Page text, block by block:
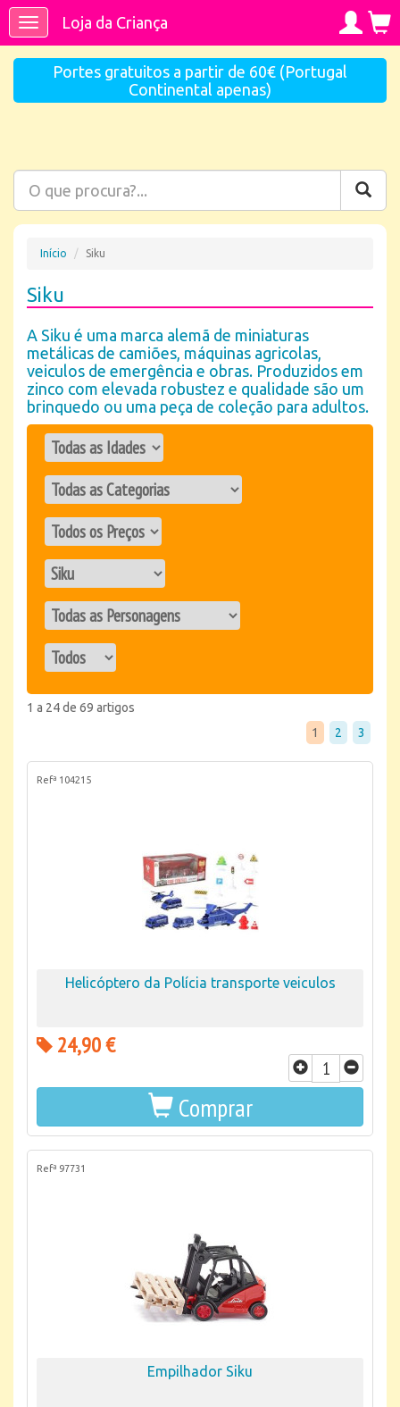
ToggleLoja da Criança
Portes gratuitos a partir de 60€ (Portugal
Continental apenas)
Início Siku
Siku
A Siku é uma marca alemã de miniaturas
metálicas de camiões, máquinas agricolas,
veiculos de emergência e obras. Produzidos em
zinco com elevada robustez e qualidade são um
brinquedo ou uma peça de coleção para adultos.
1 a 24 de 69 artigos
1
2 3
Refª 104215
Helicóptero da Polícia transporte veiculos
24,90 €
Comprar
Refª 97731
Empilhador Siku